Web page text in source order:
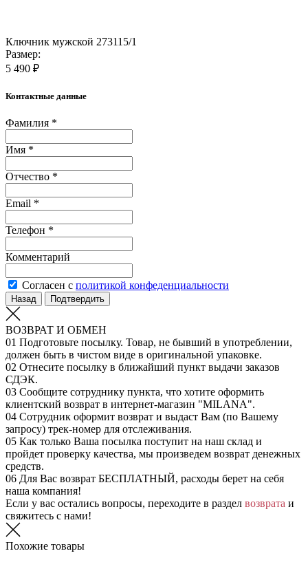
Ключник мужской 273115/1
Размер:
5 490 ₽
Контактные данные
Фамилия *
Имя *
Отчество *
Email *
Телефон *
Комментарий
Согласен с политикой конфеденциальности
Назад Подтвердить
ВОЗВРАТ И ОБМЕН
01 Подготовьте посылку. Товар, не бывший в употреблении,
должен быть в чистом виде в оригинальной упаковке.
02 Отнесите посылку в ближайший пункт выдачи заказов
СДЭК.
03 Сообщите сотруднику пункта, что хотите оформить
клиентский возврат в интернет-магазин "MILANA".
04 Сотрудник оформит возврат и выдаст Вам (по Вашему
запросу) трек-номер для отслеживания.
05 Как только Ваша посылка поступит на наш склад и
пройдет проверку качества, мы произведем возврат денежных
средств.
06 Для Вас возврат БЕСПЛАТНЫЙ, расходы берет на себя
наша компания!
Если у вас остались вопросы, переходите в раздел возврата и
свяжитесь с нами!
Похожие товары